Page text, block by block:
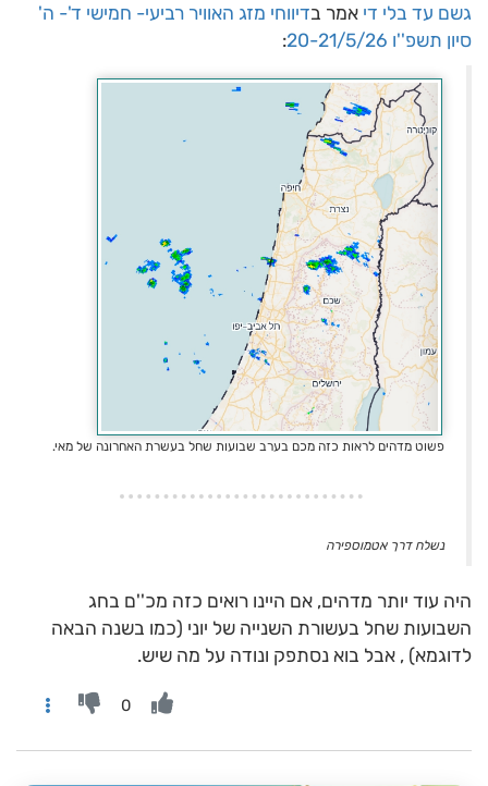
גשם עד בלי די אמר בדיווחי מזג האוויר רביעי- חמישי ד'- ה'
סיון תשפ''ו 20-21/5/26
:
פשוט מדהים לראות כזה מכם בערב שבועות שחל בעשרת האחרונה של מאי.
נשלח דרך אטמוספירה
היה עוד יותר מדהים, אם היינו רואים כזה מכ''ם בחג
השבועות שחל בעשורת השנייה של יוני (כמו בשנה הבאה
לדוגמא) , אבל בוא נסתפק ונודה על מה שיש.
0